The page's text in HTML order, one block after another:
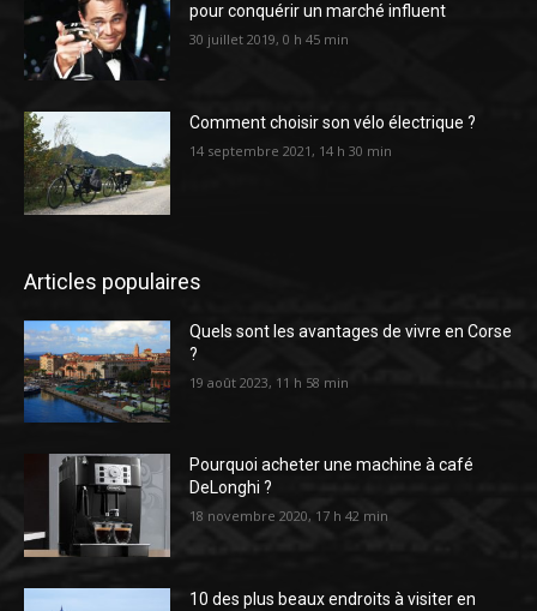
pour conquérir un marché influent
30 juillet 2019, 0 h 45 min
Comment choisir son vélo électrique ?
14 septembre 2021, 14 h 30 min
Articles populaires
Quels sont les avantages de vivre en Corse
?
19 août 2023, 11 h 58 min
Pourquoi acheter une machine à café
DeLonghi ?
18 novembre 2020, 17 h 42 min
10 des plus beaux endroits à visiter en